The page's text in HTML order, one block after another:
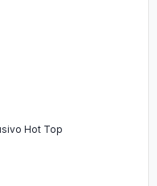
Hot Top